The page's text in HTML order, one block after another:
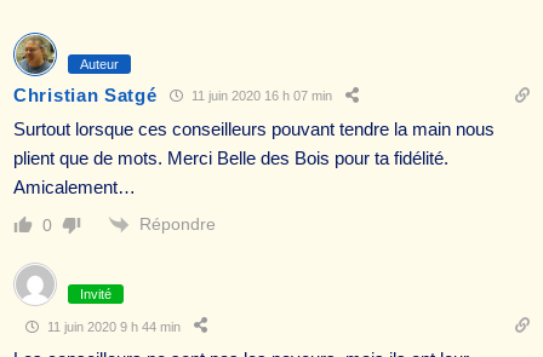
Auteur
Christian Satgé 11 juin 2020 16 h 07 min
Surtout lorsque ces conseilleurs pouvant tendre la main nous
plient que de mots. Merci Belle des Bois pour ta fidélité.
Amicalement…
0 Répondre
Invité
11 juin 2020 9 h 44 min